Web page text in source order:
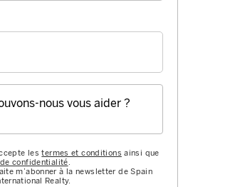
lestermes et conditions ainsi que
confidentialité.
m’abonner à la newsletter de Spain
Realty.